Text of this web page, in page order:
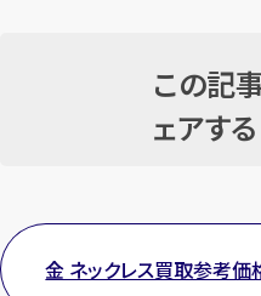
この記
ェアする
金 ネックレス買取参考価